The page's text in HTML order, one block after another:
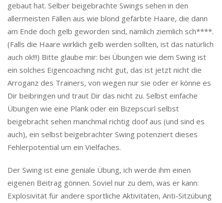
gebaut hat. Selber beigebrachte Swings sehen in den
allermeisten Fällen aus wie blond gefärbte Haare, die dann
am Ende doch gelb geworden sind, nämlich ziemlich sch****.
(Falls die Haare wirklich gelb werden sollten, ist das natürlich
auch ok!!!) Bitte glaube mir: bei Übungen wie dem Swing ist
ein solches Eigencoaching nicht gut, das ist jetzt nicht die
Arroganz des Trainers, von wegen nur sie oder er könne es
Dir beibringen und traut Dir das nicht zu. Selbst einfache
Übungen wie eine Plank oder ein Bizepscurl selbst
beigebracht sehen manchmal richtig doof aus (und sind es
auch), ein selbst beigebrachter Swing potenziert dieses
Fehlerpotential um ein Vielfaches.
Der Swing ist eine geniale Übung, ich werde ihm einen
eigenen Beitrag gönnen. Soviel nur zu dem, was er kann:
Explosivität für andere sportliche Aktivitäten, Anti-Sitzübung